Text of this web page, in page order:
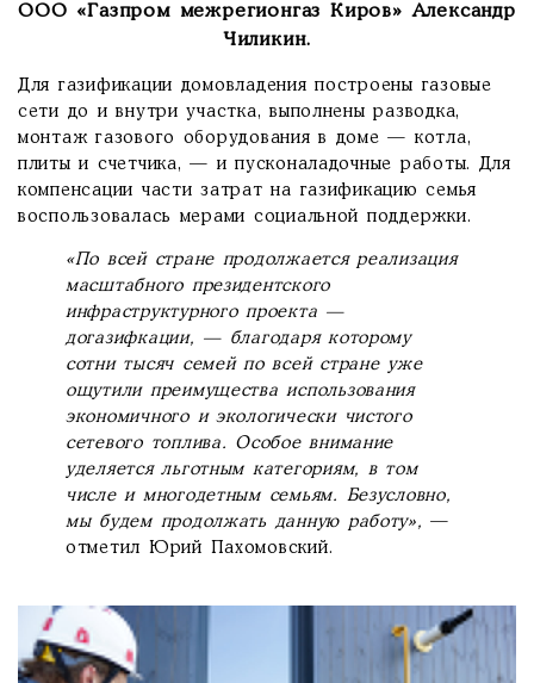
ООО «Газпром межрегионгаз Киров» Александр
Чиликин.
Для газификации домовладения построены газовые
сети до и внутри участка, выполнены разводка,
монтаж газового оборудования в доме — котла,
плиты и счетчика, — и пусконаладочные работы. Для
компенсации части затрат на газификацию семья
воспользовалась мерами социальной поддержки.
«По всей стране продолжается реализация
масштабного президентского
инфраструктурного проекта —
догазифкации, — благодаря которому
сотни тысяч семей по всей стране уже
ощутили преимущества использования
экономичного и экологически чистого
сетевого топлива. Особое внимание
уделяется льготным категориям, в том
числе и многодетным семьям. Безусловно,
мы будем продолжать данную работу», —
отметил Юрий Пахомовский.